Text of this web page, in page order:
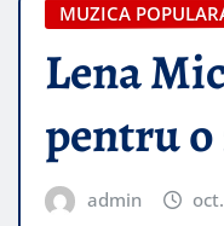
MUZICA
Lena
pentru
admin